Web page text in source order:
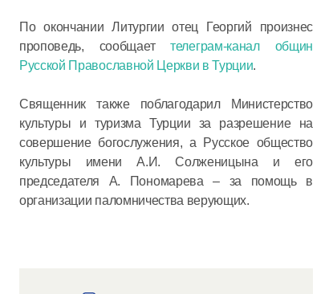
По окончании Литургии отец Георгий произнес
проповедь, сообщаеттелеграм-канал общин
Русской Православной Церкви в Турции.
Священник также поблагодарил Министерство
культуры и туризма Турции за разрешение на
совершение богослужения, а Русское общество
культуры имени А.И. Солженицына и его
председателя А. Пономарева – за помощь в
организации паломничества верующих.